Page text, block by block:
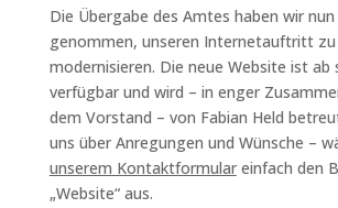
Die Übergabe des Amtes haben wir
genommen, unseren Internetauftritt zu
modernisieren. Die neue Website ist
verfügbar und wird – in enger
dem Vorstand – von Fabian Held
uns über Anregungen und Wünsche –
unserem Kontaktformulareinfach den
„Website“ aus.